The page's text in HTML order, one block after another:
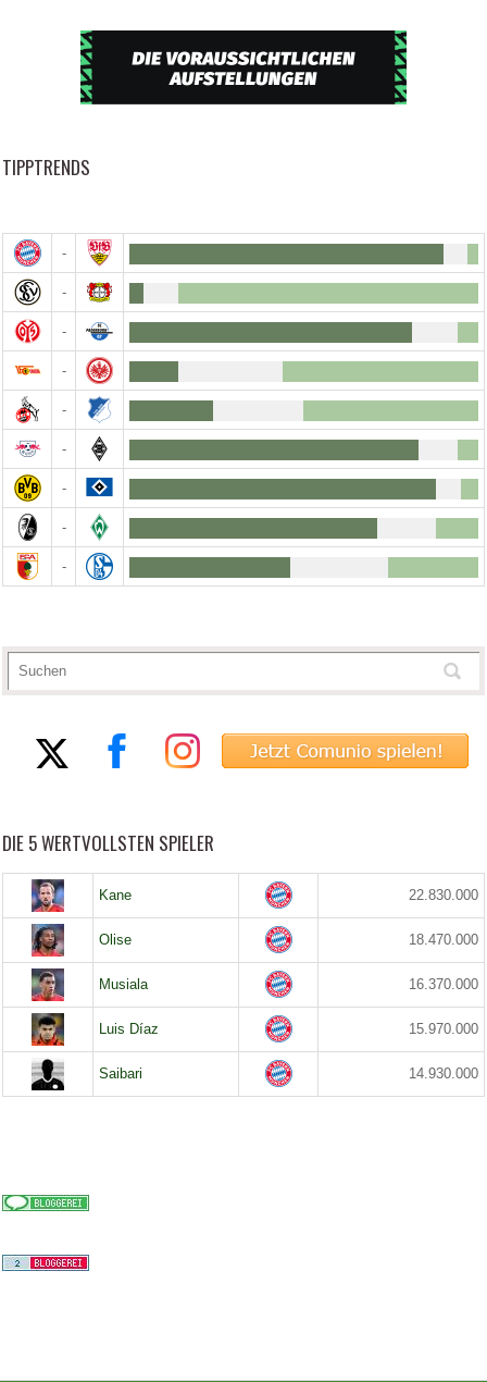
TIPPTRENDS
-
-
-
-
-
-
-
-
-
DIE 5 WERTVOLLSTEN SPIELER
Kane 22.830.000
Olise 18.470.000
Musiala 16.370.000
Luis Díaz 15.970.000
Saibari 14.930.000